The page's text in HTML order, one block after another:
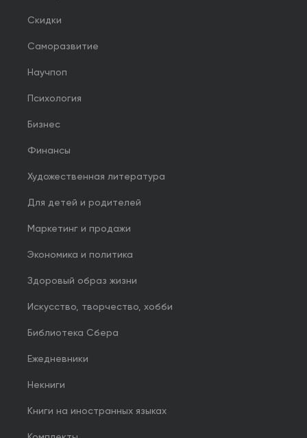
Скидки
Саморазвитие
Научпоп
Психология
Бизнес
Финансы
Художественная литература
Для детей и родителей
Маркетинг и продажи
Экономика и политика
Здоровый образ жизни
Искусство, творчество, хобби
Библиотека Сбера
Ежедневники
Некниги
Книги на иностранных языках